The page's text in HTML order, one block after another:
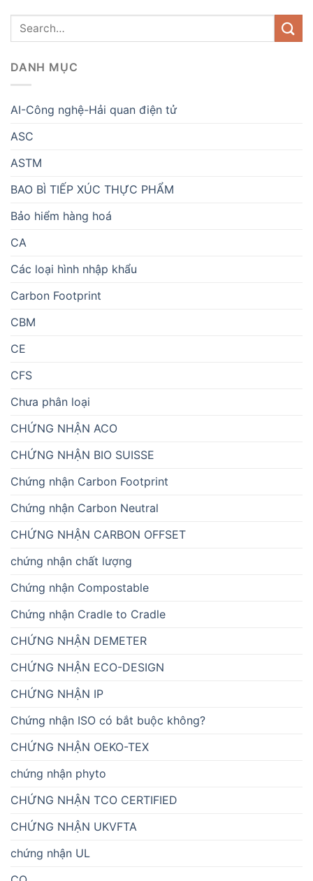
DANH MỤC
AI-Công nghệ-Hải quan điện tử
ASC
ASTM
BAO BÌ TIẾP XÚC THỰC PHẨM
Bảo hiểm hàng hoá
CA
Các loại hình nhập khẩu
Carbon Footprint
CBM
CE
CFS
Chưa phân loại
CHỨNG NHẬN ACO
CHỨNG NHẬN BIO SUISSE
Chứng nhận Carbon Footprint
Chứng nhận Carbon Neutral
CHỨNG NHẬN CARBON OFFSET
chứng nhận chất lượng
Chứng nhận Compostable
Chứng nhận Cradle to Cradle
CHỨNG NHẬN DEMETER
CHỨNG NHẬN ECO-DESIGN
CHỨNG NHẬN IP
Chứng nhận ISO có bắt buộc không?
CHỨNG NHẬN OEKO-TEX
chứng nhận phyto
CHỨNG NHẬN TCO CERTIFIED
CHỨNG NHẬN UKVFTA
chứng nhận UL